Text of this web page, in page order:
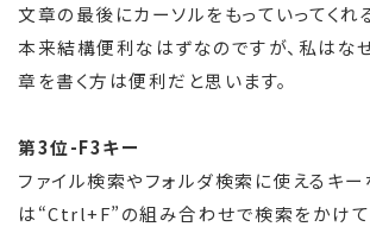
文章の最後にカーソルをもっていってくれ
本来結構便利なはずなのですが、私はな
章を書く方は便利だと思います。
第3位-F3キー
ファイル検索やフォルダ検索に使えるキー
は“Ctrl+F”の組み合わせで検索をかけて